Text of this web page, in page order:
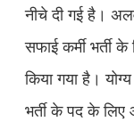
नीचे दी गई है।
सफाई कर्मी भर्ती
किया गया है।
भर्ती के पद के